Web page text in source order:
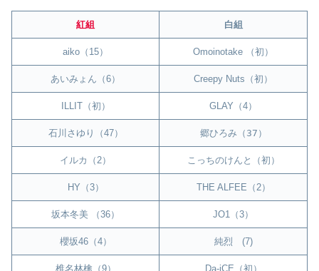
紅組 白組
aiko（15） Omoinotake （初）
あいみょん（6） Creepy Nuts（初）
ILLIT（初） GLAY（4）
石川さゆり（47） 郷ひろみ（37）
イルカ（2） こっちのけんと（初）
HY（3） THE ALFEE（2）
坂本冬美 （36） JO1（3）
櫻坂46（4） 純烈 (7)
椎名林檎（9） Da-iCE（初）